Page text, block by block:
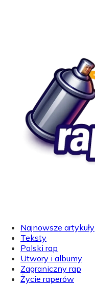
Najnowsze artykuły
Teksty
Polski rap
Utwory i albumy
Zagraniczny rap
Życie raperów